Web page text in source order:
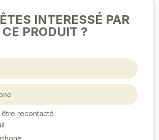
INTERESSÉ PAR
CE PRODUIT ?
être recontacté